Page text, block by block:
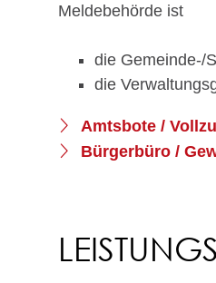
Meldebehörde ist
die Gemeinde-/
die
Amtsbote /
Bürgerbüro /